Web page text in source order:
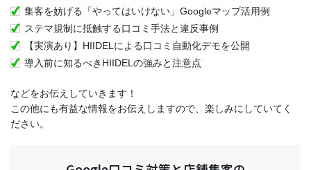
集客を妨げる「やってはいけない」Googleマップ活用例
ステマ規制に抵触する口コミ手法と違反事例
【実演あり】HIIDELによる口コミ自動化デモを公開
導入前に知るべきHIIDELの強みと注意点
などをお伝えしていきます！
この他にも有益な情報をお伝えしますので、楽しみにしていてく
ださい。